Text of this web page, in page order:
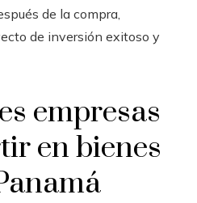
de la compra,
de inversión exitoso y
empresas
en bienes